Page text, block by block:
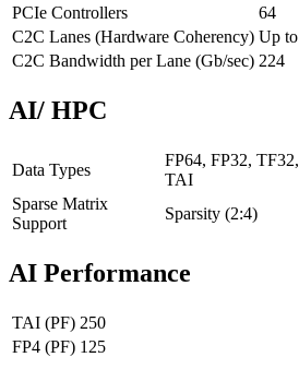
PCIe Controllers
64
C2C Lanes (Hardware Coherency) Up
C2C Bandwidth per Lane (Gb/sec) 224
AI/ HPC
Data Types
FP64, FP32,
TAI
Sparse Matrix
Support
Sparsity (2:4)
AI Performance
TAI (PF) 250
FP4 (PF) 125